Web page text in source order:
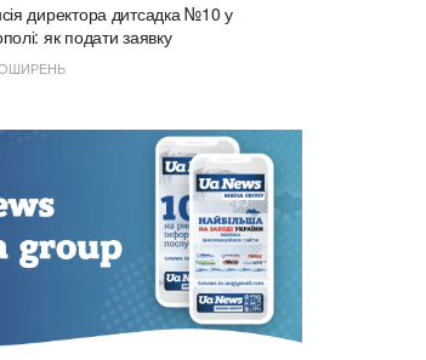
директора дитсадка №10 у
як подати заявку